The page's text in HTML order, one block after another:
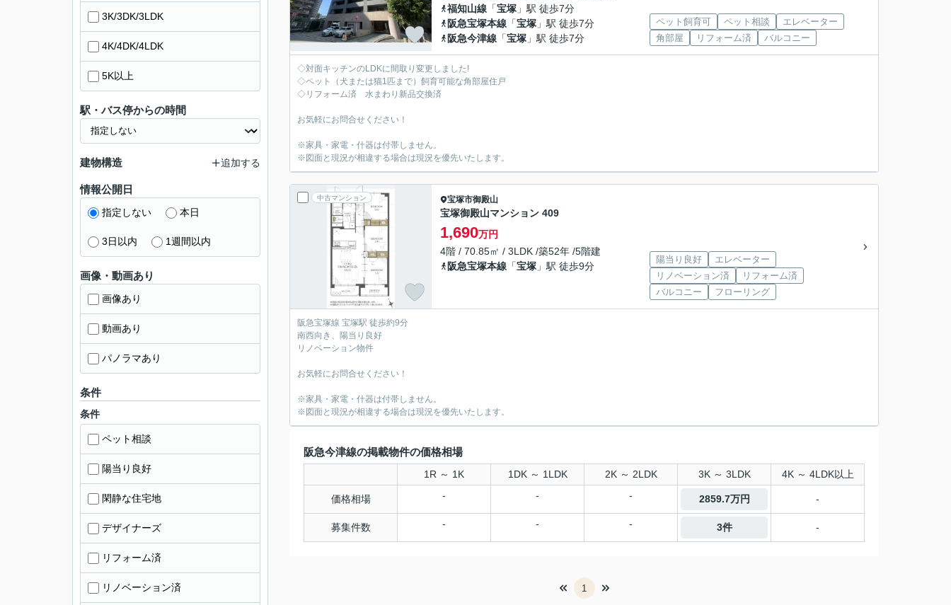
福知山線 「宝塚 」駅 徒歩7分
阪急宝塚本線 「宝塚 」駅 徒歩7分
阪急今津線 「宝塚 」駅 徒歩7分
ペット飼育可 ペット相談
エレベーター
角部屋
リフォーム済 バルコニー
◇対面キッチンのLDKに間取り変更しました!
◇ペット（犬または猫1匹まで）飼育可能な角部屋住戸
◇リフォーム済 水まわり新品交換済
お気軽にお問合せください！
※家具・家電・什器は付帯しません。
※図面と現況が相違する場合は現況を優先いたします。
中古マンション 宝塚市御殿山
宝塚御殿山マンション 409
1,690万円
4階 / 70.85㎡ / 3LDK /築52年 /5階建
阪急宝塚本線 「宝塚 」駅 徒歩9分
陽当り良好
エレベーター
リノベーション済
リフォーム済
バルコニー
フローリング
阪急宝塚線 宝塚駅 徒歩約9分
南西向き、陽当り良好
リノベーション物件
お気軽にお問合せください！
※家具・家電・什器は付帯しません。
※図面と現況が相違する場合は現況を優先いたします。
阪急今津線の掲載物件の価格相場
1R ～ 1K 1DK ～ 1LDK 2K ～ 2LDK 3K ～ 3LDK 4K ～ 4LDK以上
価格相場 - - - 2859.7万円 -
募集件数 - - - 3件 -
1
3K/3DK/3LDK
4K/4DK/4LDK
5K以上
駅・バス停からの時間
建物構造 追加する
情報公開日
指定しない 本日
3日以内 1週間以内
画像・動画あり
画像あり
動画あり
パノラマあり
条件
条件
ペット相談
陽当り良好
閑静な住宅地
デザイナーズ
リフォーム済
リノベーション済